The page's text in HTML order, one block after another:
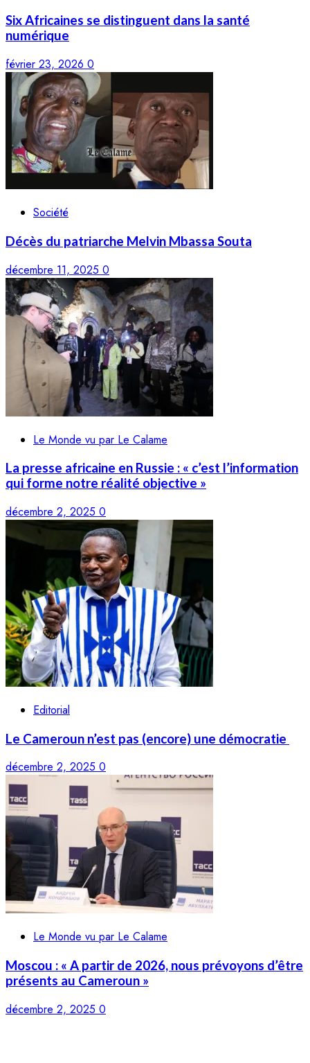
Six Africaines se distinguent dans la santé
numérique
février 23, 2026 0
Société
Décès du patriarche Melvin Mbassa Souta
décembre 11, 2025 0
Le Monde vu par Le Calame
La presse africaine en Russie : « c’est l’information
qui forme notre réalité objective »
décembre 2, 2025 0
Editorial
Le Cameroun n’est pas (encore) une démocratie
décembre 2, 2025 0
Le Monde vu par Le Calame
Moscou : « A partir de 2026, nous prévoyons d’être
présents au Cameroun »
décembre 2, 2025 0